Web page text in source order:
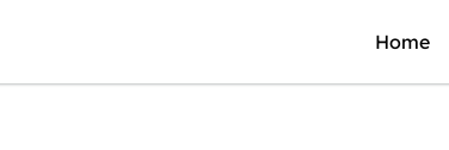
Home